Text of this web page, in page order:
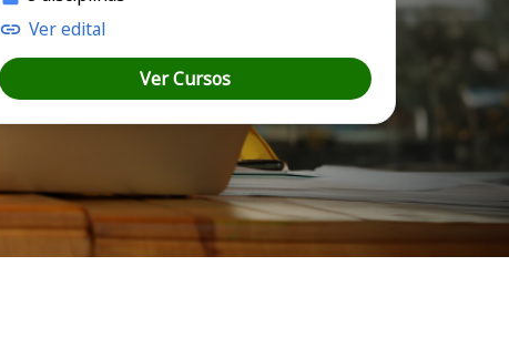
Ver edital
Ver Cursos